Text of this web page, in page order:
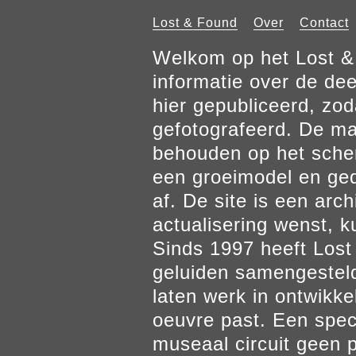
Lost & Found Over Contact
Welkom op het Lost
informatie over de
hier gepubliceerd,
gefotografeerd. De
behouden op het
een groeimodel en
af. De site is een
actualisering wenst,
Sinds 1997 heeft
geluiden
laten werk in
oeuvre past. Een
museaal circuit geen